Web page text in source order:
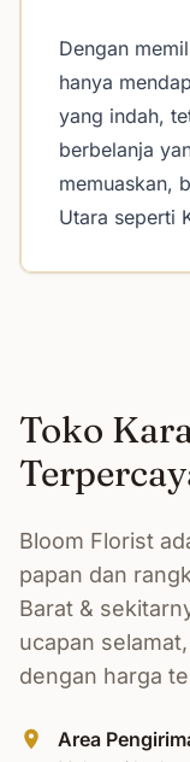
Dengan
hanya
yang indah,
berbelanja
memuaskan,
Utara seperti
Toko
Bloom Florist
papan dan
Barat &
ucapan
dengan harga
Area